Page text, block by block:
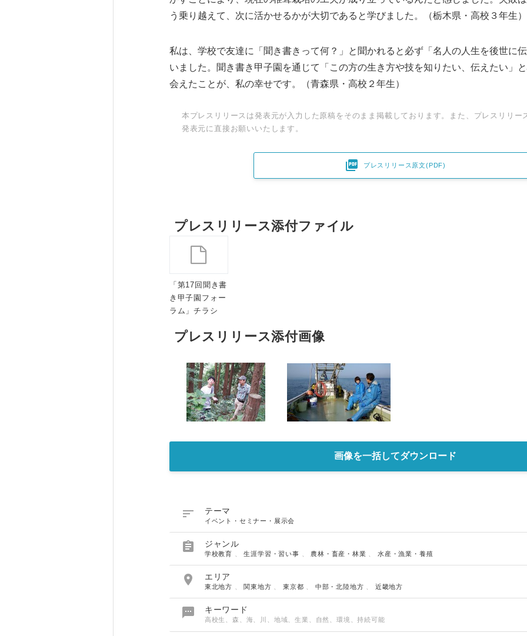
う乗り越えて、次に活かせるかが大切であると学びました。（栃木県・高校３年生）
私は、学校で友達に「聞き書きって何？」と聞かれると必ず「名人の人生を後世に
いました。聞き書き甲子園を通じて「この方の生き方や技を知りたい、伝えたい」
会えたことが、私の幸せです。（青森県・高校２年生）
本プレスリリースは発表元が入力した原稿をそのまま掲載しております。また、プレスリリー
発表元に直接お願いいたします。
 プレスリリース原文(PDF)
プレスリリース添付ファイル
「第17回聞き書
き甲子園フォー
ラム」チラシ
プレスリリース添付画像
画像を一括してダウンロード
 テーマ
イベント・セミナー・展示会
 ジャンル
学校教育 、生涯学習・習い事 農林・畜産・林業 、水産・漁業・養殖
 エリア
東北地方 、関東地方 、東京都 中部・北陸地方 近畿地方
 キーワード
高校生、森、海、川、地域、生業、自然、環境、持続可能